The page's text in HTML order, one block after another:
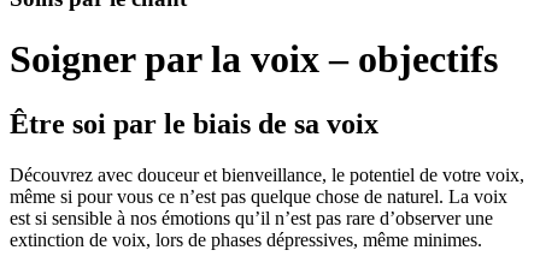
Soigner par la voix – objectifs
Être soi par le biais de sa voix
Découvrez avec douceur et bienveillance, le potentiel de votre voix,
même si pour vous ce n’est pas quelque chose de naturel. La voix
est si sensible à nos émotions qu’il n’est pas rare d’observer une
extinction de voix, lors de phases dépressives, même minimes.